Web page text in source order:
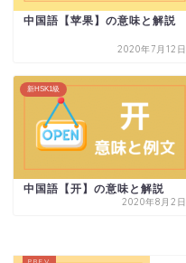
中国語【苹果】の意味と解説
2020年7月12日
新HSK1級
中国語【开】の意味と解説
2020年8月2日